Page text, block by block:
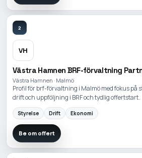
2
VH
Västra Hamnen BRF-förvaltning
Västra Hamnen · Malmö
Profil för brf-förvaltning i Malmö med fokus på
drift och uppföljning i BRF och tydlig offertstart.
Styrelse Drift Ekonomi
Be om offert